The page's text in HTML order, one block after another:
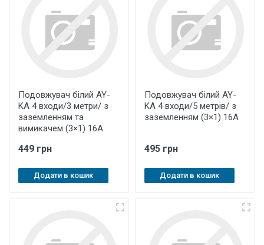
Подовжувач білий AY-
KA 4 входи/3 метри/ з
заземленням та
вимикачем (3×1) 16А
449 грн
Додати в кошик
Подовжувач білий AY-
KA 4 входи/5 метрів/ з
заземленням (3×1) 16А
495 грн
Додати в кошик